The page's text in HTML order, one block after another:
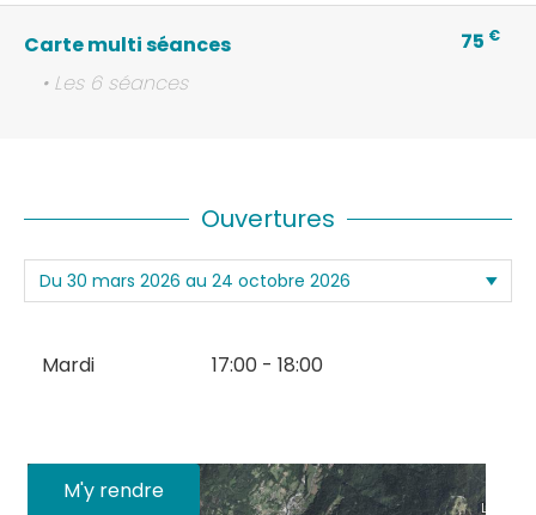
Carte multi séances 75 €
• Les 6 séances
Ouvertures
Mardi 17:00 - 18:00
M'y rendre